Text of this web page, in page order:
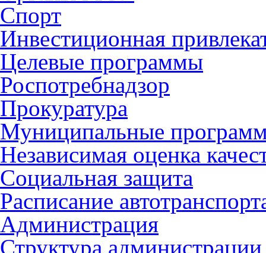
Спорт
Инвестиционная
Целевые программы
Роспотребнадзор
Прокуратура
Муниципальные
Независимая оценка
Социальная защита
Расписание
Администрация
Структура администрации